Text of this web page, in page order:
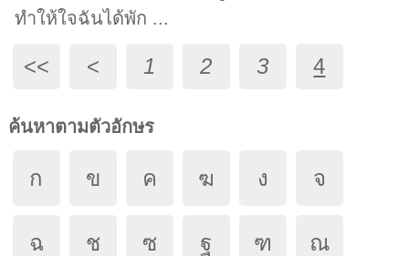
ทำให้ใจฉันได้พัก ...
<< < 1 2 3 4
ค้นหาตามตัวอักษร
ก ข ค ฆ ง จ
ฉ ช ซ ฐ ฑ ณ